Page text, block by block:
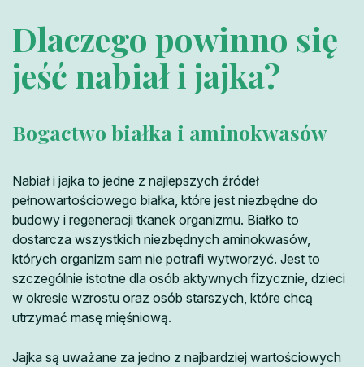
Dlaczego powinno się
jeść nabiał i jajka?
Bogactwo białka i aminokwasów
Nabiał i jajka to jedne z najlepszych źródeł
pełnowartościowego białka, które jest niezbędne do
budowy i regeneracji tkanek organizmu. Białko to
dostarcza wszystkich niezbędnych aminokwasów,
których organizm sam nie potrafi wytworzyć. Jest to
szczególnie istotne dla osób aktywnych fizycznie, dzieci
w okresie wzrostu oraz osób starszych, które chcą
utrzymać masę mięśniową.
Jajka są uważane za jedno z najbardziej wartościowych